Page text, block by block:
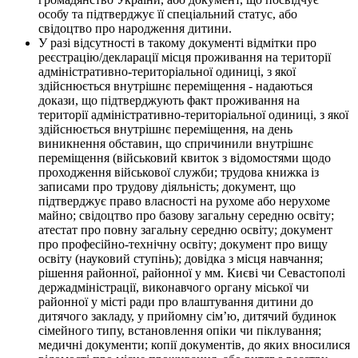
особу та підтверджує її спеціальний статус, або
свідоцтво про народження дитини.
У разі відсутності в такому документі відмітки про
реєстрацію/декларації місця проживання на території
адміністративно-територіальної одиниці, з якої
здійснюється внутрішнє переміщення - надаються
докази, що підтверджують факт проживання на
території адміністративно-територіальної одиниці, з якої
здійснюється внутрішнє переміщення, на день
виникнення обставин, що спричинили внутрішнє
переміщення (військовий квиток з відомостями щодо
проходження військової служби; трудова книжка із
записами про трудову діяльність; документ, що
підтверджує право власності на рухоме або нерухоме
майно; свідоцтво про базову загальну середню освіту;
атестат про повну загальну середню освіту; документ
про професійно-технічну освіту; документ про вищу
освіту (науковий ступінь); довідка з місця навчання;
рішення районної, районної у мм. Києві чи Севастополі
держадміністрації, виконавчого органу міської чи
районної у місті ради про влаштування дитини до
дитячого закладу, у прийомну сім’ю, дитячий будинок
сімейного типу, встановлення опіки чи піклування;
медичні документи; копії документів, до яких вносилися